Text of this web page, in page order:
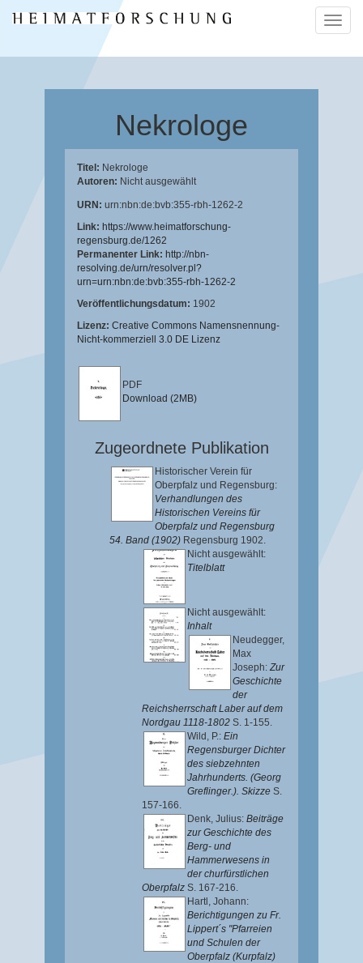
ein-/
Nekrologe
Titel: Nekrologe
Autoren: Nicht ausgewählt
URN: urn:nbn:de:bvb:355-rbh-1262-2
Link: https://www.heimatforschung-
regensburg.de/1262
Permanenter Link: http://nbn-
resolving.de/urn/resolver.pl?
urn=urn:nbn:de:bvb:355-rbh-1262-2
Veröffentlichungsdatum: 1902
Lizenz: Creative Commons Namensnennung-
Nicht-kommerziell 3.0 DE Lizenz
PDF
Download (2MB)
Zugeordnete Publikation
Historischer Verein für
Oberpfalz und Regensburg:
Verhandlungen des
Historischen Vereins für
Oberpfalz und Regensburg
54. Band (1902) Regensburg 1902.
Nicht ausgewählt:
Titelblatt
Nicht ausgewählt:
Inhalt
Neudegger,
Max
Joseph:Zur
Geschichte
der
Reichsherrschaft Laber auf dem
Nordgau 1118-1802 S. 1-155.
Wild, P.: Ein
Regensburger Dichter
des siebzehnten
Jahrhunderts. (Georg
Greflinger.). Skizze S.
157-166.
Denk, Julius: Beiträge
zur Geschichte des
Berg- und
Hammerwesens in
der churfürstlichen
Oberpfalz S. 167-216.
Hartl, Johann:
Berichtigungen zu Fr.
Lippert´s "Pfarreien
und Schulen der
Oberpfalz (Kurpfalz)